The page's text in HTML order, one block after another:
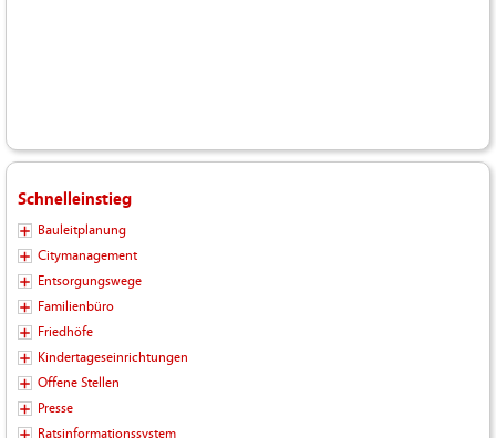
Schnelleinstieg
Bauleitplanung
Citymanagement
Entsorgungswege
Familienbüro
Friedhöfe
Kindertageseinrichtungen
Offene Stellen
Presse
Ratsinformationssystem